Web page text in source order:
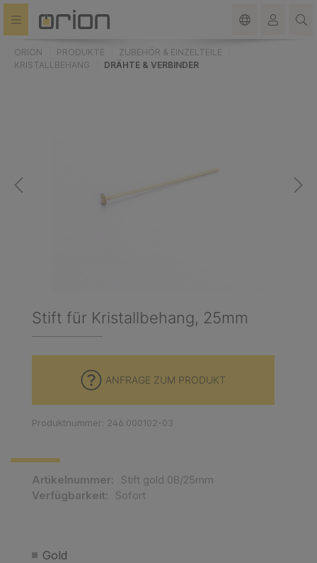
springen
ORION PRODUKTE
ZUBEHÖR & EINZELTEILE
KRISTALLBEHANG
DRÄHTE & VERBINDER
Stift für Kristallbehang, 25mm
Gold
Artikelnummer:
Stift gold 08/25mm
Verfügbarkeit:
Sofort
ANFRAGE ZUM PRODUKT
Produktnummer: 246.000102-03